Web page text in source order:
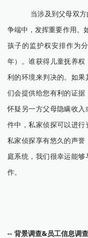
当涉及到父母双方的
争端中，发挥重要作用。
孩子的监护权安排作为
年）。谁获得儿童抚养
利的环境来判决的。如
们会提供给您有利的证
怀疑另一方父母隐瞒收
件中，私家侦探可以进
私家侦探享有悠久的声
庭系统，我们很幸运能
作。
-- 背景调查&员工信息调